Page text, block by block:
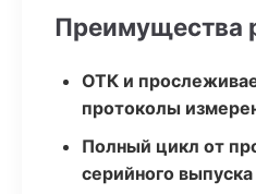
Преимущества
ОТК и
протоколы
Полный цикл от
серийного выпуска